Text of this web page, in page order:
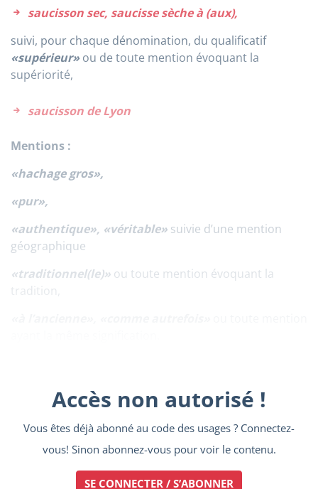
saucisson sec, saucisse sèche à (aux),
suivi, pour chaque dénomination, du qualificatif
«supérieur»ou de toute mention évoquant la
supériorité,
saucisson de Lyon
Mentions :
«hachage gros»,
«pur»,
«authentique», «véritable» suivie d’une mention
géographique
«traditionnel(le)» ou toute mention évoquant la
tradition,
Accès non autorisé !
Vous êtes déjà abonné au code des usages ? Connectez-
vous! Sinon abonnez-vous pour voir le contenu.
SE CONNECTER / S’ABONNER